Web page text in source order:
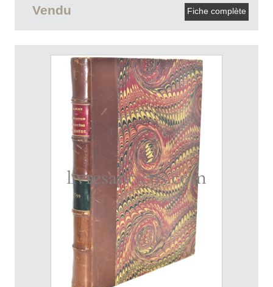
Vendu Fiche complète